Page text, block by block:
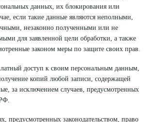
данных, их блокирования или
если такие данные являются неполными,
незаконно полученными или не
для заявленной цели обработки, а также
законом меры по защите своих прав.
доступ к своим персональным данным,
копий любой записи, содержащей
за исключением случаев, предусмотренных
предусмотренных законодательством, право